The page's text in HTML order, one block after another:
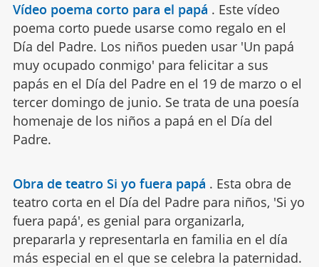
Vídeo poema corto para el papá . Este vídeo
poema corto puede usarse como regalo en el
Día del Padre. Los niños pueden usar 'Un papá
muy ocupado conmigo' para felicitar a sus
papás en el Día del Padre en el 19 de marzo o el
tercer domingo de junio. Se trata de una poesía
homenaje de los niños a papá en el Día del
Padre.
Obra de teatro Si yo fuera papá . Esta obra de
teatro corta en el Día del Padre para niños, 'Si yo
fuera papá', es genial para organizarla,
prepararla y representarla en familia en el día
más especial en el que se celebra la paternidad.